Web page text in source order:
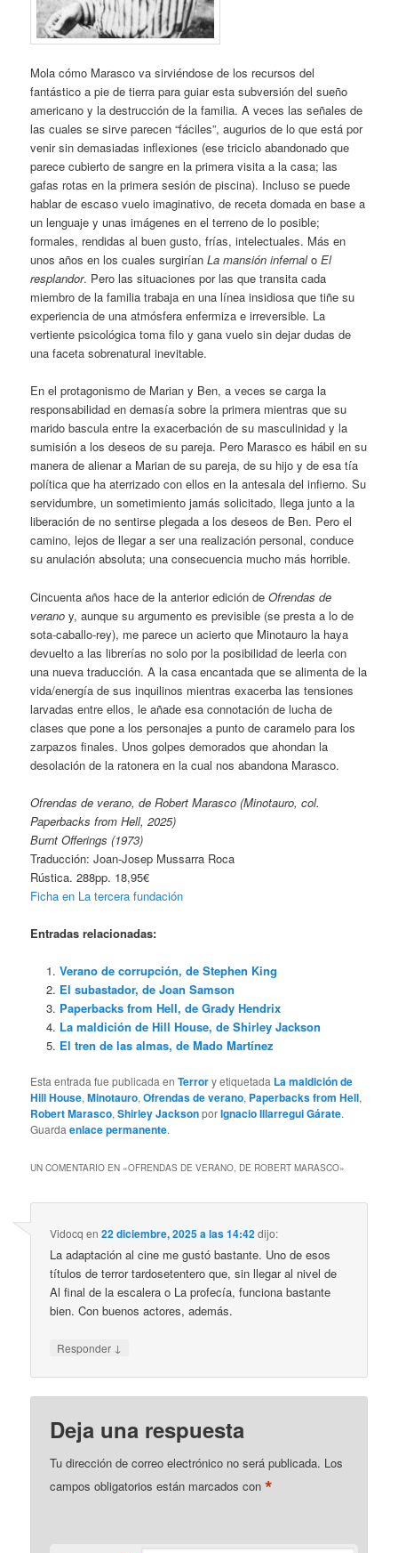
Mola cómo Marasco va sirviéndose de los recursos del
fantástico a pie de tierra para guiar esta subversión del sueño
americano y la destrucción de la familia. A veces las señales de
las cuales se sirve parecen “fáciles”, augurios de lo que está por
venir sin demasiadas inflexiones (ese triciclo abandonado que
parece cubierto de sangre en la primera visita a la casa; las
gafas rotas en la primera sesión de piscina). Incluso se puede
hablar de escaso vuelo imaginativo, de receta domada en base a
un lenguaje y unas imágenes en el terreno de lo posible;
formales, rendidas al buen gusto, frías, intelectuales. Más en
unos años en los cuales surgiríanLa mansión infernaloEl
resplandor. Pero las situaciones por las que transita cada
miembro de la familia trabaja en una línea insidiosa que tiñe su
experiencia de una atmósfera enfermiza e irreversible. La
vertiente psicológica toma filo y gana vuelo sin dejar dudas de
una faceta sobrenatural inevitable.
En el protagonismo de Marian y Ben, a veces se carga la
responsabilidad en demasía sobre la primera mientras que su
marido bascula entre la exacerbación de su masculinidad y la
sumisión a los deseos de su pareja. Pero Marasco es hábil en su
manera de alienar a Marian de su pareja, de su hijo y de esa tía
política que ha aterrizado con ellos en la antesala del infierno. Su
servidumbre, un sometimiento jamás solicitado, llega junto a la
liberación de no sentirse plegada a los deseos de Ben. Pero el
camino, lejos de llegar a ser una realización personal, conduce
su anulación absoluta; una consecuencia mucho más horrible.
Cincuenta años hace de la anterior edición deOfrendas de
verano y, aunque su argumento es previsible (se presta a lo de
sota-caballo-rey), me parece un acierto que Minotauro la haya
devuelto a las librerías no solo por la posibilidad de leerla con
una nueva traducción. A la casa encantada que se alimenta de la
vida/energía de sus inquilinos mientras exacerba las tensiones
larvadas entre ellos, le añade esa connotación de lucha de
clases que pone a los personajes a punto de caramelo para los
zarpazos finales. Unos golpes demorados que ahondan la
desolación de la ratonera en la cual nos abandona Marasco.
Ofrendas de verano, de Robert Marasco (Minotauro, col.
Paperbacks from Hell, 2025)
Burnt Offerings (1973)
Traducción: Joan-Josep Mussarra Roca
Rústica. 288pp. 18,95€
Ficha en La tercera fundación
Entradas relacionadas:
Verano de corrupción, de Stephen King
El subastador, de Joan Samson
Paperbacks from Hell, de Grady Hendrix
La maldición de Hill House, de Shirley Jackson
El tren de las almas, de Mado Martínez
Esta entrada fue publicada enTerrory etiquetada La maldición de
Hill House,Minotauro,Ofrendas de verano, Paperbacks from Hell,
Robert Marasco,Shirley JacksonporIgnacio Illarregui Gárate.
Guardaenlace permanente.
UN COMENTARIO EN «OFRENDAS DE VERANO, DE ROBERT MARASCO»
Vidocq en22 diciembre, 2025 a las 14:42dijo:
La adaptación al cine me gustó bastante. Uno de esos
títulos de terror tardosetentero que, sin llegar al nivel de
Al final de la escalera o La profecía, funciona bastante
bien. Con buenos actores, además.
Responder ↓
Deja una respuesta
Tu dirección de correo electrónico no será publicada. Los
campos obligatorios están marcados con*